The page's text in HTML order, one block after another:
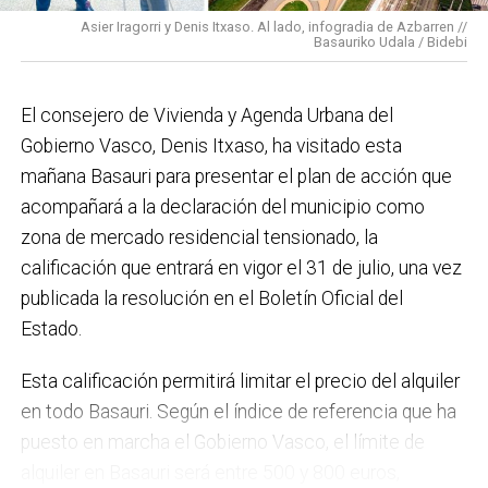
elaboración del Plan General de Actuación Energética,
el Plan de Acción contra el Ruido y la instalación de
régimen de autoconsumo, que hacen de Basauri un
municipio más sostenible y preparado para el futuro.
En ese sentido, estamos trabajando en acciones de
clima y energía, entre las que destacan el diseño de
una red de refugios climáticos, junto con un Plan de
Actuación ante Episodios de Altas Temperaturas,
como las que recientemente hemos sufrido.
proyecto de lanueva haurreskola que se construirá en
Sarratu, junto a Arizko Ikastola, y que es una apuesta
por la educación pública y un elemento más de apoyo
Asier Iragorri y Denis Itxaso. Al lado, infogradia de Azbarren //
Basauriko Udala / Bidebi
El consejero de Vivienda y Agenda Urbana del
Gobierno Vasco, Denis Itxaso, ha visitado esta
mañana Basauri para presentar el plan de acción que
acompañará a la declaración del municipio como
zona de mercado residencial tensionado, la
calificación que entrará en vigor el 31 de julio, una vez
publicada la resolución en el Boletín Oficial del
Estado.
Esta calificación permitirá limitar el precio del alquiler
en todo Basauri. Según el índice de referencia que ha
puesto en marcha el Gobierno Vasco, el límite de